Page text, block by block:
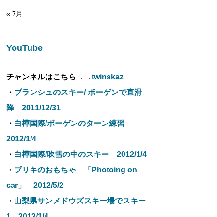
« 7月
YouTube
チャンネルはこちら→→twinskaz
・ ブランシュのスキー/ ボーゲンで直滑
降 2011/12/31
・ 白樺国際/ボーゲンのターン練習
2012/1/4
・ 白樺国際/吹雪の中のスキー 2012/1/4
・ ブリキのおもちゃ 「Photoing on
car」 2012/5/2
・ 山梨県サンメドウズスキー場でスキー